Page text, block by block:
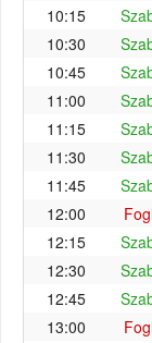
10:15
10:30
10:45
11:00
11:15
11:30
11:45
12:00
12:15
12:30
12:45
13:00